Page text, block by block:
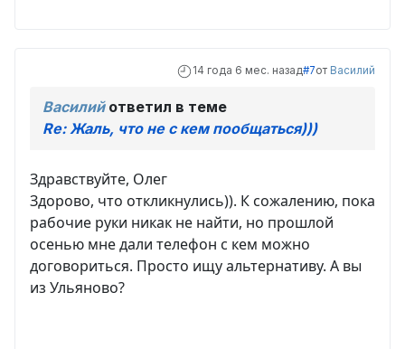
14 года 6 мес. назад#7от Василий
Василийответил в теме
Re: Жаль, что не с кем пообщаться)))
Здравствуйте, Олег
Здорово, что откликнулись)). К сожалению, пока
рабочие руки никак не найти, но прошлой
осенью мне дали телефон с кем можно
договориться. Просто ищу альтернативу. А вы
из Ульяново?